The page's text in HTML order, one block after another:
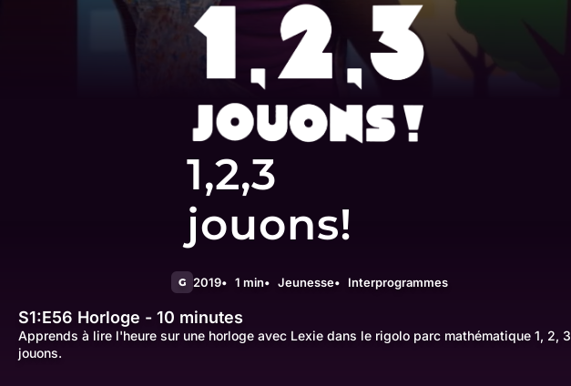
1,2,3
jouons!
G 2019 1 min Jeunesse Interprogrammes
S1:E56 Horloge - 10 minutes
Apprends à lire l'heure sur une horloge avec Lexie dans le rigolo parc mathématique 1, 2, 3
jouons.